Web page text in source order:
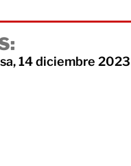
14 diciembre 2023